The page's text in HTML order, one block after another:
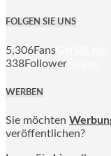
FOLGEN SIE UNS
5,306Fans
338Follower
WERBEN
Sie möchten
veröffentlichen?